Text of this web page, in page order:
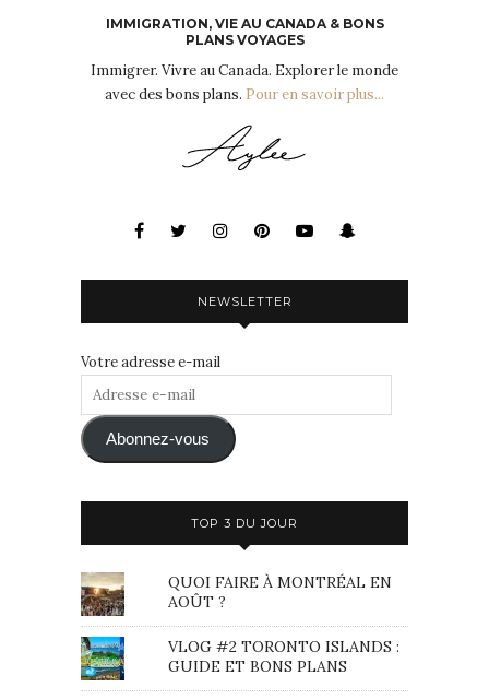
IMMIGRATION, VIE AU CANADA & BONS
PLANS VOYAGES
Immigrer. Vivre au Canada. Explorer le monde
avec des bons plans. Pour en savoir plus...
NEWSLETTER
Votre adresse e-mail
Adresse
mail Abonnez-vous
TOP 3 DU JOUR
QUOI FAIRE À MONTRÉAL EN
AOÛT ?
VLOG #2 TORONTO ISLANDS :
GUIDE ET BONS PLANS